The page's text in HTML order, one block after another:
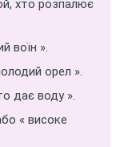
хто розпалює
воїн ».
орел ».
дає воду ».
« високе